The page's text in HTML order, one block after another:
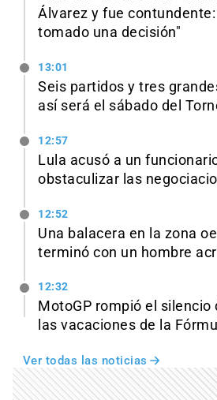
Álvarez y fue contundente:
tomado una decisión"
13:01
Seis partidos y tres
así será el sábado del
12:57
Lula acusó a un
obstaculizar las
12:52
Una balacera en la zona
terminó con un hombre
12:32
MotoGP rompió el silencio
las vacaciones de la
Ver todas las noticias